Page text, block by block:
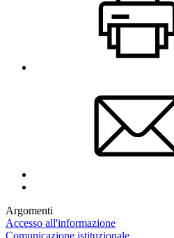
Argomenti
Accesso all'informazione
Comunicazione istituzionale